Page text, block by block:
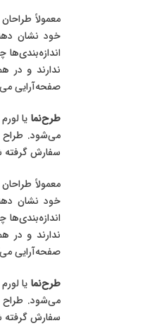
معمولاً
خود نشان
ندارند و در
صفحه‌آرایی
طرح‌نمایا
می‌شود. طراح
سفارش گرفته
معمولاً
خود نشان
ندارند و در
صفحه‌آرایی
طرح‌نمایا
می‌شود. طراح
سفارش گرفته